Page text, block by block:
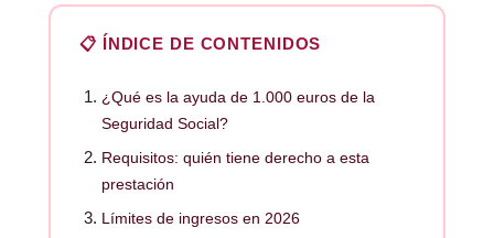
📋 ÍNDICE DE CONTENIDOS
¿Qué es la ayuda de 1.000 euros de la
Seguridad Social?
Requisitos: quién tiene derecho a esta
prestación
Límites de ingresos en 2026